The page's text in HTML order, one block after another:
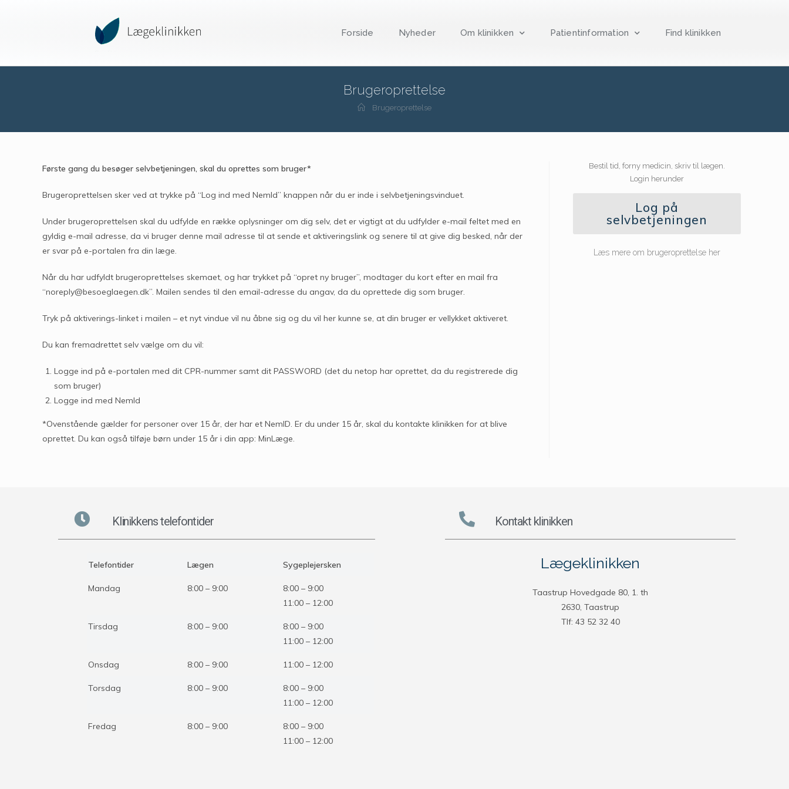
Forside Nyheder Om klinikken Patientinformation Find klinikken
Brugeroprettelse
Brugeroprettelse
Første gang du besøger selvbetjeningen, skal du oprettes som bruger*
Brugeroprettelsen sker ved at trykke på “Log ind med NemId” knappen når du er inde i selvbetjeningsvinduet.
Under brugeroprettelsen skal du udfylde en række oplysninger om dig selv, det er vigtigt at du udfylder e-mail feltet med en
gyldig e-mail adresse, da vi bruger denne mail adresse til at sende et aktiveringslink og senere til at give dig besked, når der
er svar på e-portalen fra din læge.
Når du har udfyldt brugeroprettelses skemaet, og har trykket på “opret ny bruger”, modtager du kort efter en mail fra
“noreply@besoeglaegen.dk”. Mailen sendes til den email-adresse du angav, da du oprettede dig som bruger.
Tryk på aktiverings-linket i mailen – et nyt vindue vil nu åbne sig og du vil her kunne se, at din bruger er vellykket aktiveret.
Du kan fremadrettet selv vælge om du vil:
Logge ind på e-portalen med dit CPR-nummer samt dit PASSWORD (det du netop har oprettet, da du registrerede dig
som bruger)
Logge ind med NemId
*Ovenstående gælder for personer over 15 år, der har et NemID. Er du under 15 år, skal du kontakte klinikken for at blive
oprettet. Du kan også tilføje børn under 15 år i din app: MinLæge.
Bestil tid, forny medicin, skriv til lægen.
Login herunder
Log på
selvbetjeningen
Læs mere om brugeroprettelse her
Klinikkens telefontider
Telefontider Lægen Sygeplejersken
Mandag 8:00 – 9:00
8:00 – 9:00
11:00 – 12:00
Tirsdag 8:00 – 9:00
8:00 – 9:00
11:00 – 12:00
Onsdag 8:00 – 9:00 11:00 – 12:00
Torsdag 8:00 – 9:00
8:00 – 9:00
11:00 – 12:00
Fredag 8:00 – 9:00
8:00 – 9:00
11:00 – 12:00
Kontakt klinikken
Lægeklinikken
Taastrup Hovedgade 80, 1. th
2630, Taastrup
Tlf: 43 52 32 40